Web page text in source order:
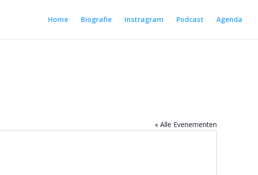
Home Biografie Instragram Podcast Agenda
« Alle Evenementen